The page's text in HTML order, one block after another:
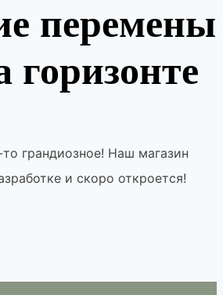
перемены
горизонте
грандиозное! Наш магазин
и скоро откроется!